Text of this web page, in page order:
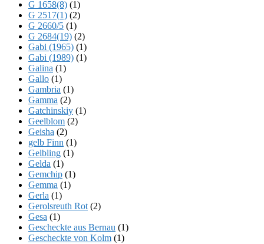
G 1658(8) (1)
G 2517(1) (2)
G 2660/5 (1)
G 2684(19) (2)
Gabi (1965) (1)
Gabi (1989) (1)
Galina (1)
Gallo (1)
Gambria (1)
Gamma (2)
Gatchinskiy (1)
Geelblom (2)
Geisha (2)
gelb Finn (1)
Gelbling (1)
Gelda (1)
Gemchip (1)
Gemma (1)
Gerla (1)
Gerolsreuth Rot (2)
Gesa (1)
Gescheckte aus Bernau (1)
Gescheckte von Kolm (1)